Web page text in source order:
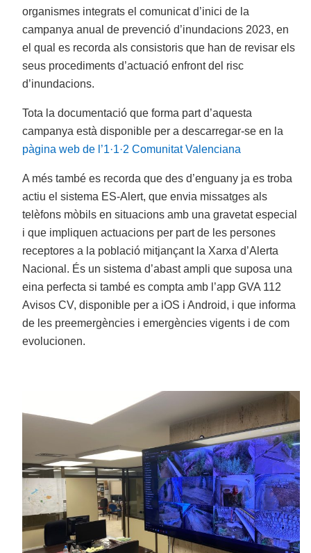
organismes integrats el comunicat d’inici de la
campanya anual de prevenció d’inundacions 2023, en
el qual es recorda als consistoris que han de revisar els
seus procediments d’actuació enfront del risc
d’inundacions.
Tota la documentació que forma part d’aquesta
campanya està disponible per a descarregar-se en la
pàgina web de l’1·1·2 Comunitat Valenciana
A més també es recorda que des d’enguany ja es troba
actiu el sistema ES-Alert, que envia missatges als
telèfons mòbils en situacions amb una gravetat especial
i que impliquen actuacions per part de les persones
receptores a la població mitjançant la Xarxa d’Alerta
Nacional. És un sistema d’abast ampli que suposa una
eina perfecta si també es compta amb l’app GVA 112
Avisos CV, disponible per a iOS i Android, i que informa
de les preemergències i emergències vigents i de com
evolucionen.